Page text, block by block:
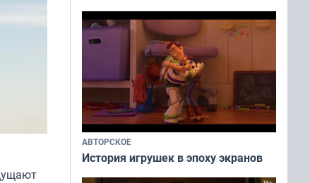
АВТОРСКОЕ
История игрушек в эпоху экранов